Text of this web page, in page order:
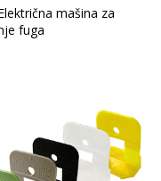
mašina za
fuga